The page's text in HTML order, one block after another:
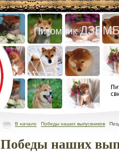
Питомник
В начало Победы наших выпускников
Победы наших